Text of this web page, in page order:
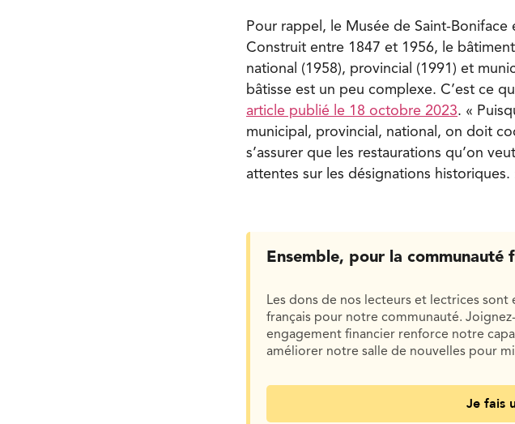
Pour rappel, le Musée de Saint-
Construit entre 1847 et 1956, le
national (1958), provincial (1991) et
bâtisse est un peu complexe. C’est ce
article publié le 18 octobre 2023. «
municipal, provincial, national, on doit
s’assurer que les restaurations qu’on
attentes sur les désignations historiques.
Ensemble, pour la
Les dons de nos lecteurs et lectrices
français pour notre communauté.
engagement financier renforce notre
améliorer notre salle de nouvelles pour
Je fais